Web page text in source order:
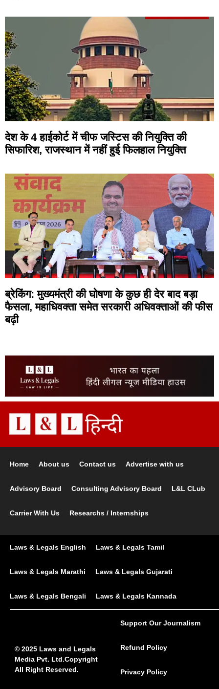
देश के 4 हाईकोर्ट में चीफ जस्टिस की नियुक्ति की
सिफारिश, राजस्थान में नहीं हुई फिलहाल नियुक्ति
ब्रेकिंग: मुख्यमंत्री की घोषणा के कुछ ही देर बाद बड़ा
फैसला, महाधिवक्ता समेत सरकारी अधिवक्ताओं की फीस
बढ़ी
Home About us Contact us Advertise with us
Advisory Board Consulting Advisory Board L&L CLub
Carrier With Us Researchs / Internships
Laws & Legals English Laws & Legals Tamil
Laws & Legals Marathi Laws & Legals Gujarati
Laws & Legals Bengali Laws & Legals Kannada
© 2025 Laws and Legals
Media Pvt. Ltd.Copyright
All Right Reserved.
Support Our Journalism
Refund Policy
Privacy Policy